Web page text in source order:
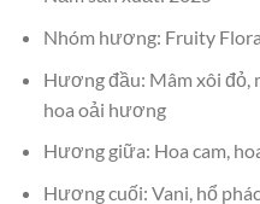
Nhóm hương: Fruity
Hương đầu: Mâm xôi đỏ,
hoa oải hương
Hương giữa: Hoa cam,
Hương cuối: Vani, hổ